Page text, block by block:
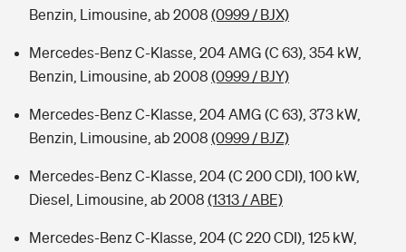
Benzin, Limousine, ab 2008 (0999 / BJX)
Mercedes-Benz C-Klasse, 204 AMG (C 63), 354 kW,
Benzin, Limousine, ab 2008 (0999 / BJY)
Mercedes-Benz C-Klasse, 204 AMG (C 63), 373 kW,
Benzin, Limousine, ab 2008 (0999 / BJZ)
Mercedes-Benz C-Klasse, 204 (C 200 CDI), 100 kW,
Diesel, Limousine, ab 2008 (1313 / ABE)
Mercedes-Benz C-Klasse, 204 (C 220 CDI), 125 kW,